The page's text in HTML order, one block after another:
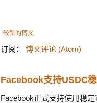
较新的博文
订阅： 博文评论 (Atom)
Facebook支持USDC
Facebook正式支持使用稳